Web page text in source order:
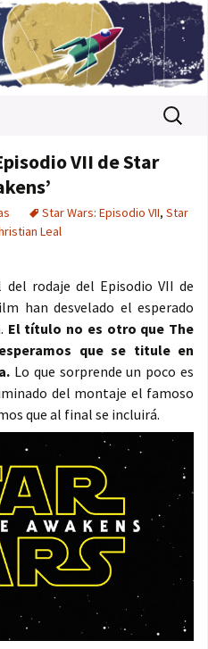
Buscar:
VII de Star
Star Wars: Episodio VII, Star
Leal
rodaje del Episodio VII de
han desvelado el esperado
El título no es otro que The
que se titule en
Lo que sorprende un poco es
del montaje el famoso
que al final se incluirá.